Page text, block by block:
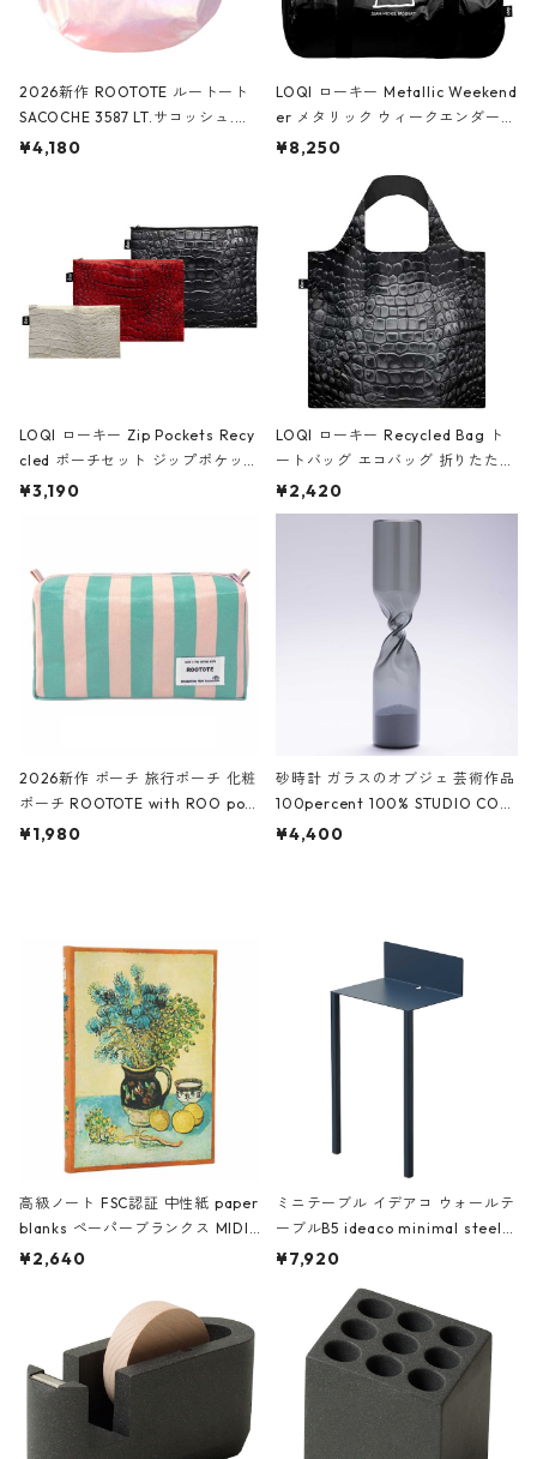
2026新作 ROOTOTE ルートート
SACOCHE 3587 LT.サコッシュ.ル
ミエ-B ショルダーバッグ グロスピ
¥4,180
LOQI ローキー Metallic Weekend
er メタリック ウィークエンダー
ボストンバッグ ショルダーバッグ
Black ジャン=ミッシェル・バスキ
ア/クラウン ブラック
¥8,250
LOQI ローキー Zip Pockets Recy
cled ポーチセット ジップポケット
ファスナーポーチ 撥水加工 トラベ
ーガンディー、オフホワイト
¥3,190
LOQI ローキー Recycled Bag ト
ートバッグ エコバッグ 折りたたみ
大きめ 撥水加工 収納ポーチ CRO
CODILE/Black クロコダイル/ブラ
¥2,420
2026新作 ポーチ 旅行ポーチ 化粧
ポーチ ROOTOTE with ROO pou
ch 3532 ルートート WR.ポーチ.ラ
¥1,980
砂時計 ガラスのオブジェ 芸術作品
100percent 100% STUDIO COH
AKU Timeless 100パーセント ス
¥4,400
高級ノート FSC認証 中性紙 paper
blanks ペーパーブランクス MIDI
ハードカバー 罫線 ヴァン・ゴッホ
¥2,640
ミニテーブル イデアコ ウォールテ
ーブルB5 ideaco minimal steel f
urniture WALL Table B5 ネイビー
¥7,920